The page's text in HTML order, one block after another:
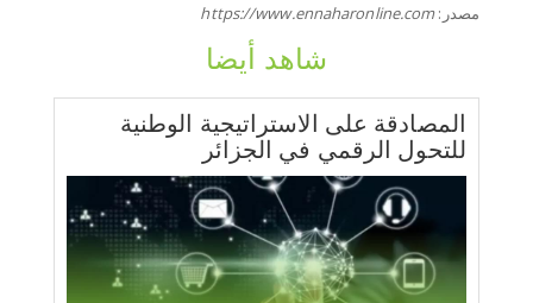
مصدر:https://www.ennaharonline.com
شاهد أيضا
المصادقة على الاستراتيجية الوطنية
للتحول الرقمي في الجزائر